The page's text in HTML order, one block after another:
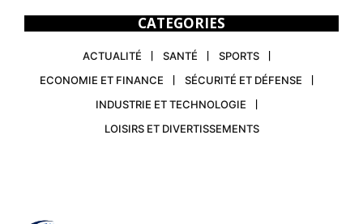
CATEGORIES
ACTUALITÉ SANTÉ
SPORTS
ECONOMIE ET FINANCE
SÉCURITÉ ET DÉFENSE
INDUSTRIE ET TECHNOLOGIE
LOISIRS ET DIVERTISSEMENTS